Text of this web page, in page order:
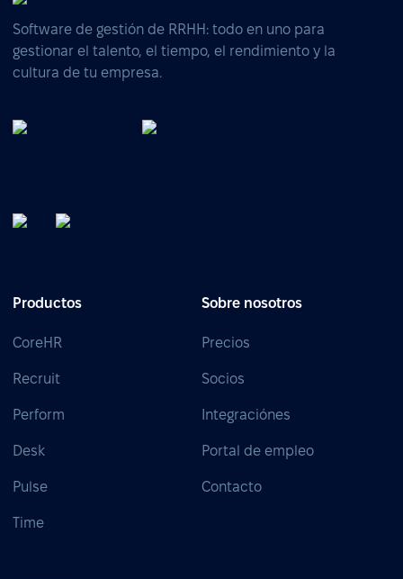
Software de gestión de RRHH: todo en uno para
gestionar el talento, el tiempo, el rendimiento y la
cultura de tu empresa.
Productos
CoreHR
Recruit
Perform
Desk
Pulse
Time
Sobre nosotros
Precios
Socios
Integraciónes
Portal de empleo
Contacto